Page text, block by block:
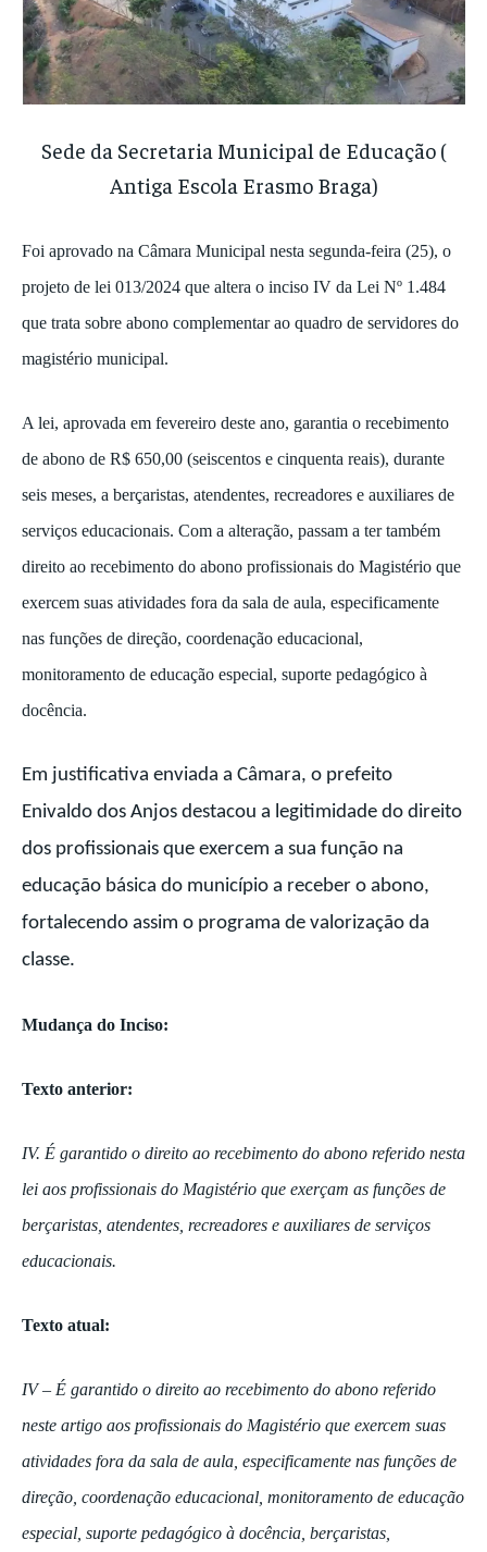
Sede da Secretaria Municipal de Educação (
Antiga Escola Erasmo Braga)
Foi aprovado na Câmara Municipal nesta segunda-feira (25), o
projeto de lei 013/2024 que altera o inciso IV da Lei Nº 1.484
que trata sobre abono complementar ao quadro de servidores do
magistério municipal.
A lei, aprovada em fevereiro deste ano, garantia o recebimento
de abono de R$ 650,00 (seiscentos e cinquenta reais), durante
seis meses, a berçaristas, atendentes, recreadores e auxiliares de
serviços educacionais. Com a alteração, passam a ter também
direito ao recebimento do abono profissionais do Magistério que
exercem suas atividades fora da sala de aula, especificamente
nas funções de direção, coordenação educacional,
monitoramento de educação especial, suporte pedagógico à
docência.
Em justificativa enviada a Câmara, o prefeito
Enivaldo dos Anjos destacou a legitimidade do direito
dos profissionais que exercem a sua função na
educação básica do município a receber o abono,
fortalecendo assim o programa de valorização da
classe.
Mudança do Inciso:
Texto anterior:
IV. É garantido o direito ao recebimento do abono referido nesta
lei aos profissionais do Magistério que exerçam as funções de
berçaristas, atendentes, recreadores e auxiliares de serviços
educacionais.
Texto atual:
IV – É garantido o direito ao recebimento do abono referido
neste artigo aos profissionais do Magistério que exercem suas
atividades fora da sala de aula, especificamente nas funções de
direção, coordenação educacional, monitoramento de educação
especial, suporte pedagógico à docência, berçaristas,